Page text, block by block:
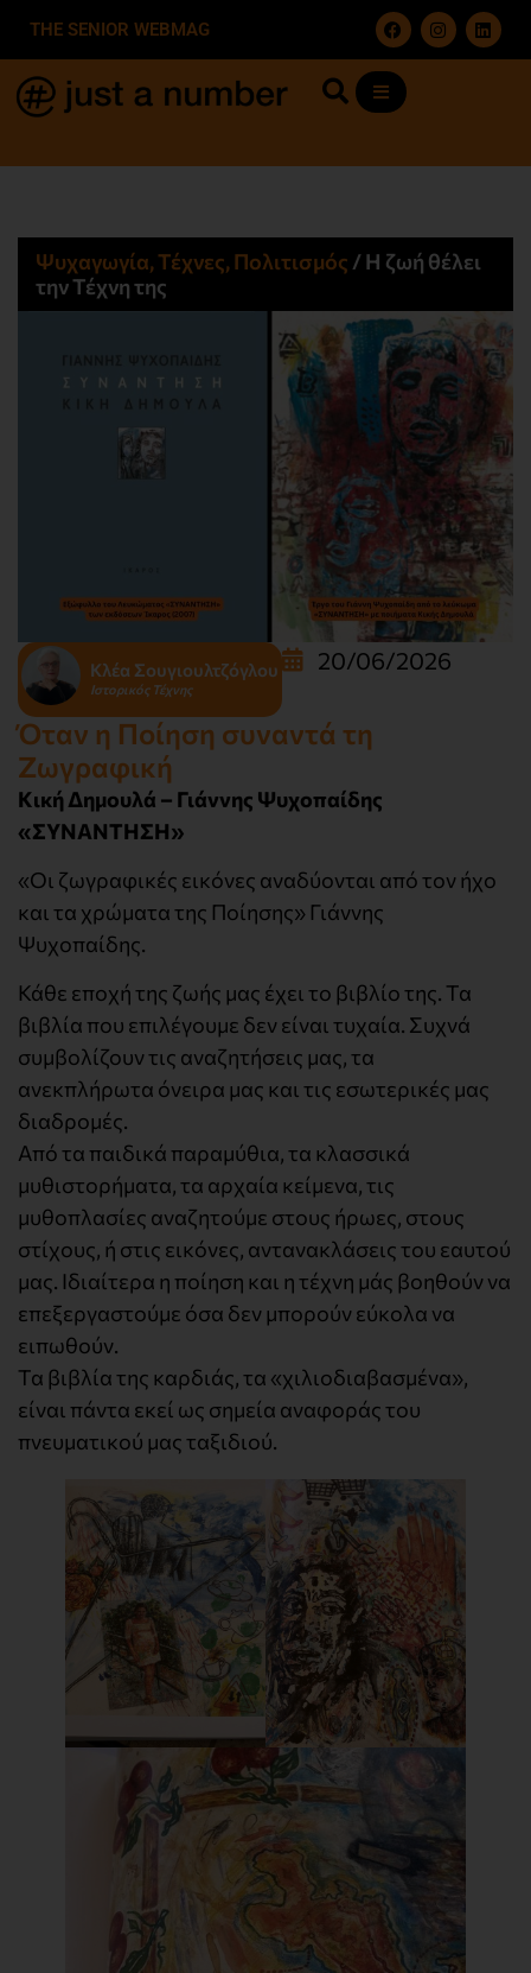
THE SENIOR WEBMAG
Ψυχαγωγία, Τέχνες, Πολιτισμός /Η ζωή θέλει
την Τέχνη της
Κλέα Σουγιουλτζόγλου
Ιστορικός Τέχνης
20/06/2026
Όταν η Ποίηση συναντά τη
Ζωγραφική
Κική Δημουλά – Γιάννης Ψυχοπαίδης
«ΣΥΝΑΝΤΗΣΗ»
«Οι ζωγραφικές εικόνες αναδύονται από τον ήχο
και τα χρώματα της Ποίησης» Γιάννης
Ψυχοπαίδης.
Κάθε εποχή της ζωής μας έχει το βιβλίο της. Τα
βιβλία που επιλέγουμε δεν είναι τυχαία. Συχνά
συμβολίζουν τις αναζητήσεις μας, τα
ανεκπλήρωτα όνειρα μας και τις εσωτερικές μας
διαδρομές.
Από τα παιδικά παραμύθια, τα κλασσικά
μυθιστορήματα, τα αρχαία κείμενα, τις
μυθοπλασίες αναζητούμε στους ήρωες, στους
στίχους, ή στις εικόνες, αντανακλάσεις του εαυτού
μας. Ιδιαίτερα η ποίηση και η τέχνη μάς βοηθούν να
επεξεργαστούμε όσα δεν μπορούν εύκολα να
ειπωθούν.
Τα βιβλία της καρδιάς, τα «χιλιοδιαβασμένα»,
είναι πάντα εκεί ως σημεία αναφοράς του
πνευματικού μας ταξιδιού.